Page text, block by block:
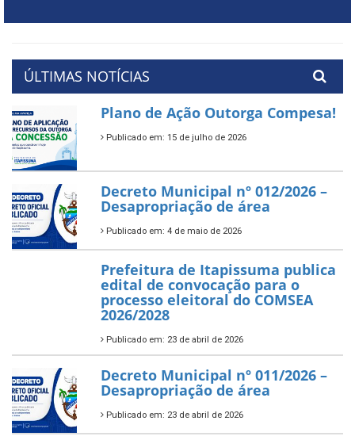
ÚLTIMAS NOTÍCIAS
Plano de Ação Outorga Compesa!
Publicado em: 15 de julho de 2026
Decreto Municipal nº 012/2026 –
Desapropriação de área
Publicado em: 4 de maio de 2026
Prefeitura de Itapissuma publica
edital de convocação para o
processo eleitoral do COMSEA
2026/2028
Publicado em: 23 de abril de 2026
Decreto Municipal nº 011/2026 –
Desapropriação de área
Publicado em: 23 de abril de 2026